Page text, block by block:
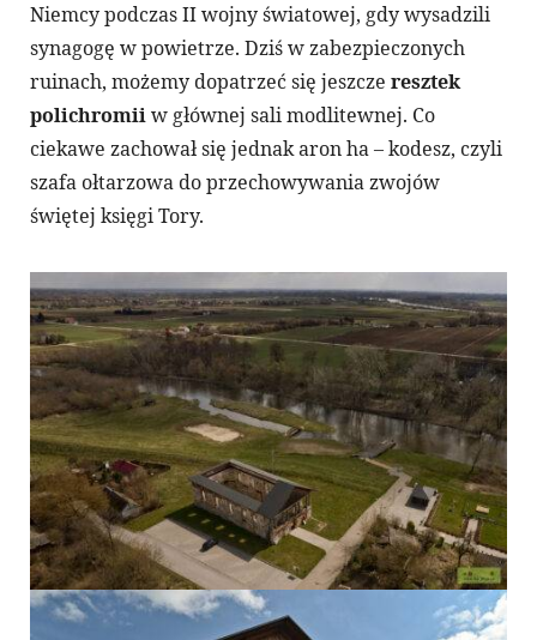
Niemcy podczas II wojny światowej, gdy wysadzili
synagogę w powietrze. Dziś w zabezpieczonych
ruinach, możemy dopatrzeć się jeszcze resztek
polichromiiw głównej sali modlitewnej. Co
ciekawe zachował się jednak aron ha – kodesz, czyli
szafa ołtarzowa do przechowywania zwojów
świętej księgi Tory.